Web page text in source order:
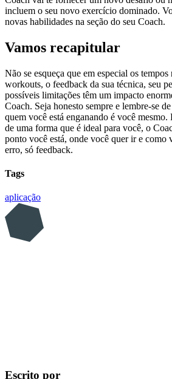
incluem o seu novo exercício dominado.
novas habilidades na seção do seu Coach.
Vamos recapitular
Não se esqueça que em especial os tempos
workouts, o feedback da sua técnica, seu
possíveis limitações têm um impacto
Coach. Seja honesto sempre e lembre-se
quem você está enganando é você
de uma forma que é ideal para você, o
ponto você está, onde você quer ir e como
erro, só feedback.
Tags
aplicação
Escrito por